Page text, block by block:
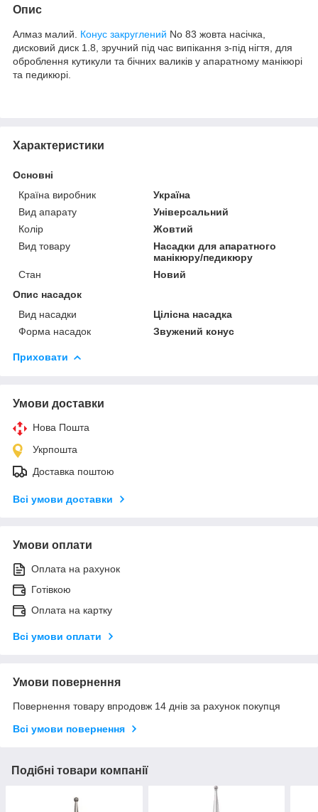
Опис
Алмаз малий. Конус закруглений No 83 жовта насічка,
дисковий диск 1.8, зручний під час випікання з-під нігтя, для
оброблення кутикули та бічних валиків у апаратному манікюрі
та педикюрі.
Характеристики
Основні
Країна виробник
Україна
Вид апарату
Універсальний
Колір
Жовтий
Вид товару
Насадки для апаратного
манікюру/педикюру
Стан
Новий
Опис насадок
Вид насадки
Цілісна насадка
Форма насадок
Звужений конус
Приховати
Умови доставки
Нова Пошта
Укрпошта
Доставка поштою
Всі умови доставки
Умови оплати
Оплата на рахунок
Готівкою
Оплата на картку
Всі умови оплати
Умови повернення
Повернення товару впродовж 14 днів за рахунок покупця
Всі умови повернення
Подібні товари компанії